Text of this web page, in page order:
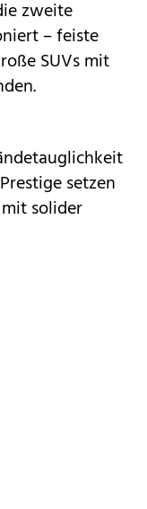
zweite
– feiste
SUVs mit
setzen
solider